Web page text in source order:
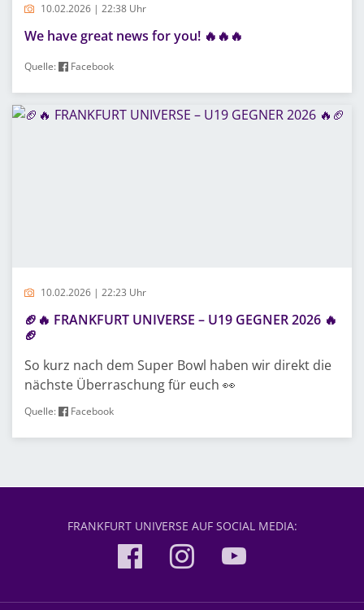
10.02.2026 | 22:38 Uhr
We have great news for you! 🔥🔥🔥
Quelle: Facebook
10.02.2026 | 22:23 Uhr
🏈🔥 FRANKFURT UNIVERSE – U19 GEGNER 2026 🔥
🏈
So kurz nach dem Super Bowl haben wir direkt die
nächste Überraschung für euch 👀
Quelle: Facebook
FRANKFURT UNIVERSE AUF SOCIAL MEDIA: